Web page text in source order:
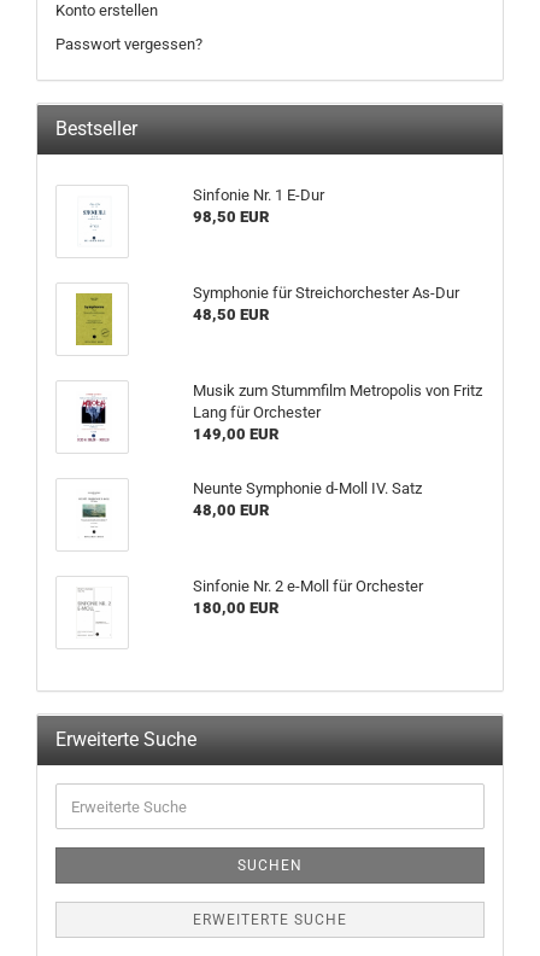
Konto erstellen
Passwort vergessen?
Bestseller
Sinfonie Nr. 1 E-Dur
98,50 EUR
Symphonie für Streichorchester As-Dur
48,50 EUR
Musik zum Stummfilm Metropolis von Fritz
Lang für Orchester
149,00 EUR
Neunte Symphonie d-Moll IV. Satz
48,00 EUR
Sinfonie Nr. 2 e-Moll für Orchester
180,00 EUR
Erweiterte Suche
SUCHEN
ERWEITERTE SUCHE